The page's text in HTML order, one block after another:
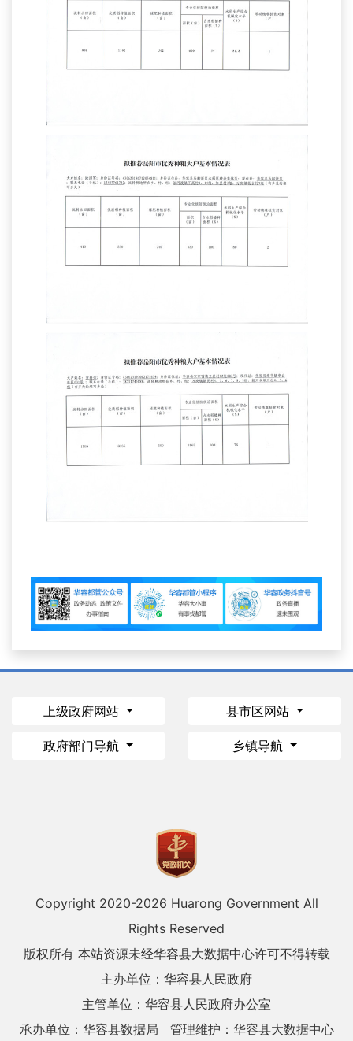
上级政府网站 县市区网站
政府部门导航 乡镇导航
Copyright 2020-2026 Huarong Government All
Rights Reserved
版权所有 本站资源未经华容县大数据中心许可不得转载
主办单位：华容县人民政府
主管单位：华容县人民政府办公室
承办单位：华容县数据局
管理维护：华容县大数据中心